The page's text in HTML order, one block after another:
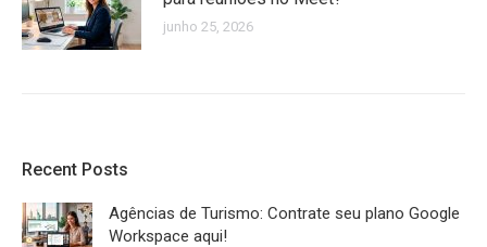
junho 25, 2026
Recent Posts
Agências de Turismo: Contrate seu plano Google
Workspace aqui!